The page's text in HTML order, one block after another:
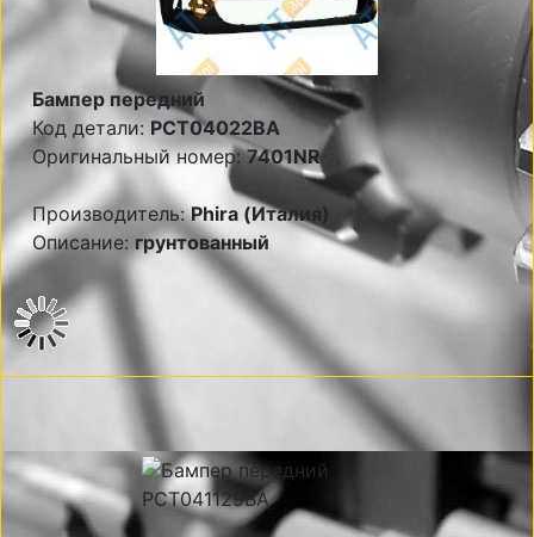
Бампер передний
Код детали: PCT04022BA
Оригинальный номер:7401NR
Производитель:Phira (Италия)
Описание: грунтованный